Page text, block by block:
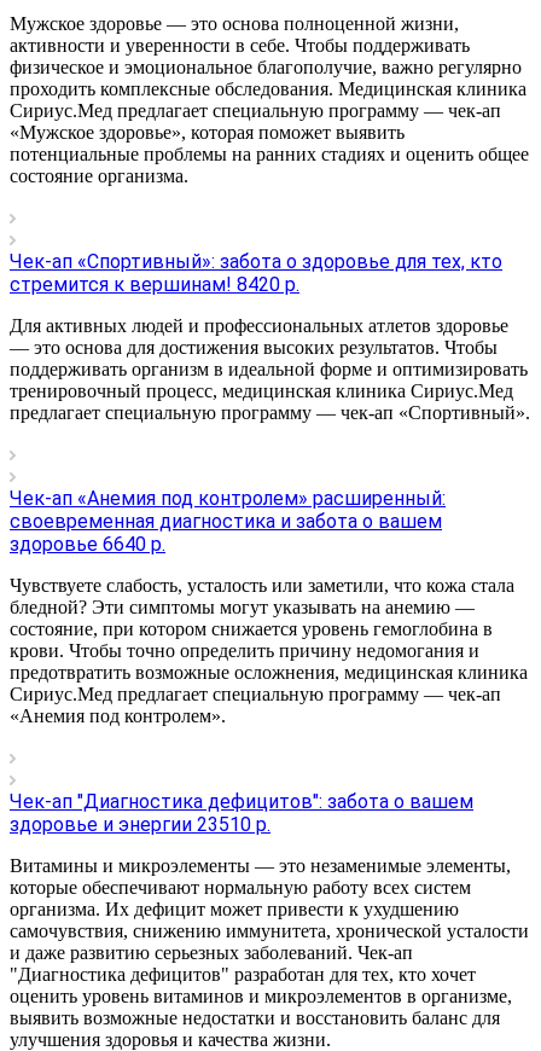
Мужское здоровье — это основа полноценной жизни,
активности и уверенности в себе. Чтобы поддерживать
физическое и эмоциональное благополучие, важно регулярно
проходить комплексные обследования. Медицинская клиника
Сириус.Мед предлагает специальную программу — чек-ап
«Мужское здоровье», которая поможет выявить
потенциальные проблемы на ранних стадиях и оценить общее
состояние организма.
Чек-ап «Спортивный»: забота о здоровье для тех, кто
стремится к вершинам! 8420 р.
Для активных людей и профессиональных атлетов здоровье
— это основа для достижения высоких результатов. Чтобы
поддерживать организм в идеальной форме и оптимизировать
тренировочный процесс, медицинская клиника Сириус.Мед
предлагает специальную программу — чек-ап «Спортивный».
Чек-ап «Анемия под контролем» расширенный:
своевременная диагностика и забота о вашем
здоровье 6640 р.
Чувствуете слабость, усталость или заметили, что кожа стала
бледной? Эти симптомы могут указывать на анемию —
состояние, при котором снижается уровень гемоглобина в
крови. Чтобы точно определить причину недомогания и
предотвратить возможные осложнения, медицинская клиника
Сириус.Мед предлагает специальную программу — чек-ап
«Анемия под контролем».
Чек-ап "Диагностика дефицитов": забота о вашем
здоровье и энергии 23510 р.
Витамины и микроэлементы — это незаменимые элементы,
которые обеспечивают нормальную работу всех систем
организма. Их дефицит может привести к ухудшению
самочувствия, снижению иммунитета, хронической усталости
и даже развитию серьезных заболеваний. Чек-ап
"Диагностика дефицитов" разработан для тех, кто хочет
оценить уровень витаминов и микроэлементов в организме,
выявить возможные недостатки и восстановить баланс для
улучшения здоровья и качества жизни.